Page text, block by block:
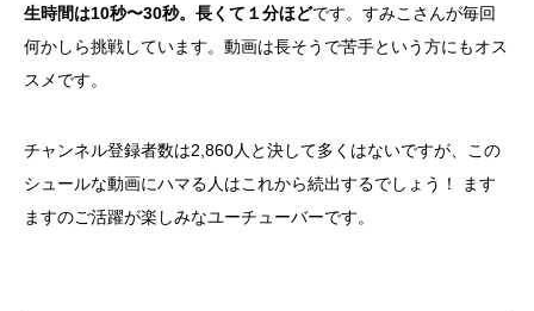
生時間は10秒〜30秒。長くて１分ほどです。すみこさんが毎回
何かしら挑戦しています。動画は長そうで苦手という方にもオス
スメです。
チャンネル登録者数は2,860人と決して多くはないですが、この
シュールな動画にハマる人はこれから続出するでしょう！ ます
ますのご活躍が楽しみなユーチューバーです。